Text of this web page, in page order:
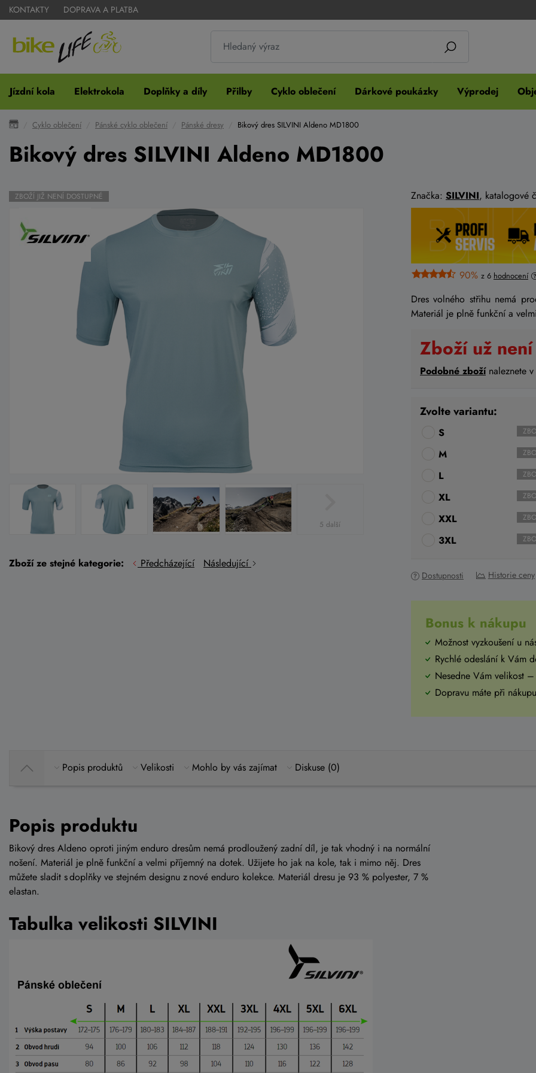
KONTAKTY DOPRAVA A PLATBA
Jízdní kola Elektrokola Doplňky a díly Přilby Cyklo oblečení Dárkové poukázky Výprodej
Cyklo oblečení Pánské cyklo oblečení Pánské dresy Bikový dres SILVINI Aldeno MD1800
Bikový dres SILVINI Aldeno MD1800
ZBOŽÍ JIŽ NENÍ DOSTUPNÉ
5 další
Zboží ze stejné kategorie: Předcházející Následující
Značka: SILVINI, katalogové
90% z 6 hodnocení
Dres volného střihu nemá
Materiál je plně funkční a
Zboží už
Podobné zbožínaleznete
Zvolte variantu:
S
M
L
XL
XXL
3XL
Dostupnosti Historie ceny
Bonus k nákupu
Možnost vyzkoušení u
Rychlé odeslání k Vám
Nesedne Vám velikost
Dopravu máte při
Popis produktů Velikosti Mohlo by vás zajímat Diskuse (0)
Popis produktu
Bikový dres Aldeno oproti jiným enduro dresům nemá prodloužený zadní díl, je tak vhodný i na normální
nošení. Materiál je plně funkční a velmi příjemný na dotek. Užijete ho jak na kole, tak i mimo něj. Dres
můžete sladit s doplňky ve stejném designu z nové enduro kolekce. Materiál dresu je 93 % polyester, 7 %
elastan.
Tabulka velikosti SILVINI